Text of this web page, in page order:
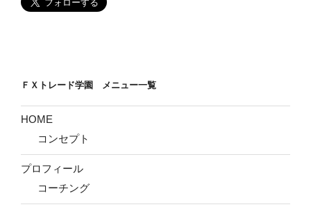
ＦＸトレード学園 メニュー一覧
HOME
コンセプト
プロフィール
コーチング